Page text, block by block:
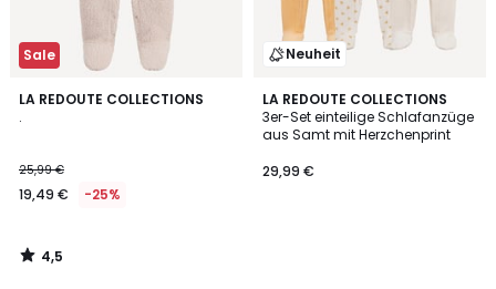
Sale
LA REDOUTE COLLECTIONS
.
25,99 €
19,49 € -25%
4,5
4,5
/
Neuheit
LA REDOUTE COLLECTIONS
3er-Set einteilige Schlafanzüge
aus Samt mit Herzchenprint
29,99 €